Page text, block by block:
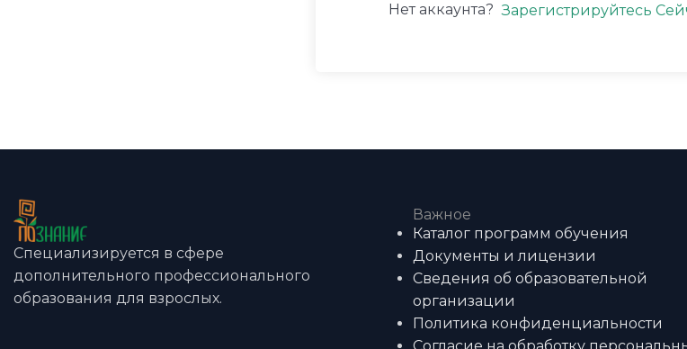
Нет аккаунта? Зарегистрируйтесь
Специализируется в сфере
дополнительного профессионального
образования для взрослых.
Важное
Каталог программ обучения
Документы и лицензии
Сведения об образовательной
организации
Политика конфиденциальности